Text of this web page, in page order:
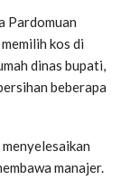
Pardomuan
kos di
dinas bupati,
beberapa
manajer.